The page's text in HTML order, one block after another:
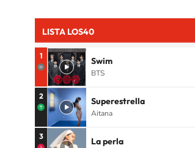
LISTA LOS40
1 Swim
BTS
2 Superestrella
Aitana
3 La perla